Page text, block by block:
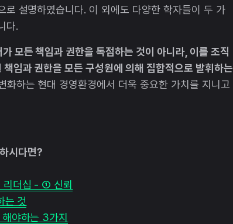
로 설명하였습니다. 이 외에도 다양한 학자들이 두 가
다.
모든 책임과 권한을 독점하는 것이 아니라, 이를 조직
임과 권한을 모든 구성원에 의해 집합적으로 발휘하는
화하는 현대 경영환경에서 더욱 중요한 가치를 지니고
시다면?
리더십 - ① 신뢰
는 것
야하는 3가지